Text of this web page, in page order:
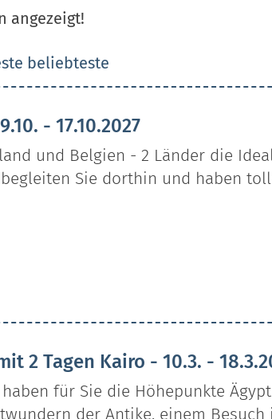
angezeigt!
beliebteste
- 17.10.2027
und Belgien - 2 Länder die
Sie dorthin und haben
2 Tagen Kairo - 10.3. -
für Sie die Höhepunkte
der Antike, einem